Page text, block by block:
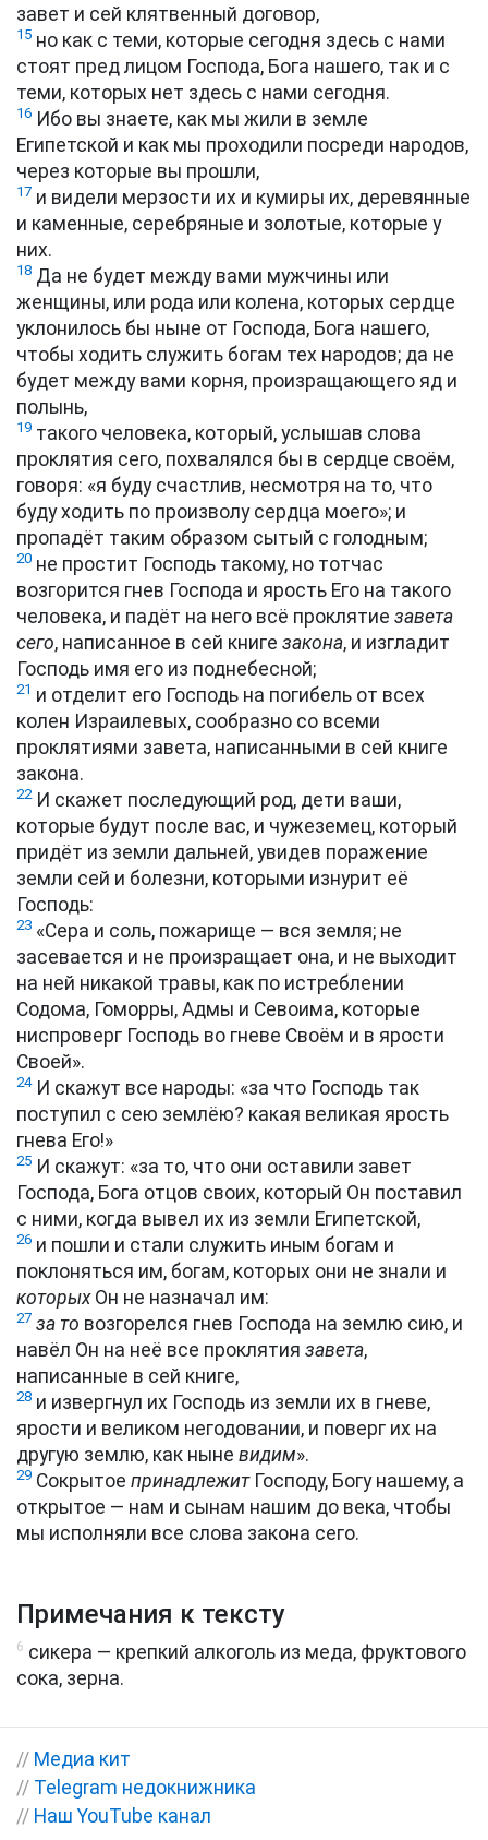
завет и сей клятвенный договор,
15 но как с теми, которые сегодня здесь с нами
стоят пред лицом Господа, Бога нашего, так и с
теми, которых нет здесь с нами сегодня.
16 Ибо вы знаете, как мы жили в земле
Египетской и как мы проходили посреди народов,
через которые вы прошли,
17 и видели мерзости их и кумиры их, деревянные
и каменные, серебряные и золотые, которые у
них.
18 Да не будет между вами мужчины или
женщины, или рода или колена, которых сердце
уклонилось бы ныне от Господа, Бога нашего,
чтобы ходить служить богам тех народов; да не
будет между вами корня, произращающего яд и
полынь,
19 такого человека, который, услышав слова
проклятия сего, похвалялся бы в сердце своём,
говоря: «я буду счастлив, несмотря на то, что
буду ходить по произволу сердца моего»; и
пропадёт таким образом сытый с голодным;
20 не простит Господь такому, но тотчас
возгорится гнев Господа и ярость Его на такого
человека, и падёт на него всё проклятие завета
сего, написанное в сей книге закона, и изгладит
Господь имя его из поднебесной;
21 и отделит его Господь на погибель от всех
колен Израилевых, сообразно со всеми
проклятиями завета, написанными в сей книге
закона.
22И скажет последующий род, дети ваши,
которые будут после вас, и чужеземец, который
придёт из земли дальней, увидев поражение
земли сей и болезни, которыми изнурит её
Господь:
23 «Сера и соль, пожарище — вся земля; не
засевается и не произращает она, и не выходит
на ней никакой травы, как по истреблении
Содома, Гоморры, Адмы и Севоима, которые
ниспроверг Господь во гневе Своём и в ярости
Своей».
24И скажут все народы: «за что Господь так
поступил с сею землёю? какая великая ярость
гнева Его!»
25 И скажут: «за то, что они оставили завет
Господа, Бога отцов своих, который Он поставил
с ними, когда вывел их из земли Египетской,
26 и пошли и стали служить иным богам и
поклоняться им, богам, которых они не знали и
которыхОн не назначал им:
27 за то возгорелся гнев Господа на землю сию, и
навёл Он на неё все проклятия завета,
написанные в сей книге,
28 и извергнул их Господь из земли их в гневе,
ярости и великом негодовании, и поверг их на
другую землю, как ныне видим».
29 Сокрытое принадлежитГосподу, Богу нашему, а
открытое — нам и сынам нашим до века, чтобы
мы исполняли все слова закона сего.
Примечания к тексту
6 сикера — крепкий алкоголь из меда, фруктового
сока, зерна.
// Медиа кит
// Telegram недокнижника
// Наш YouTube канал